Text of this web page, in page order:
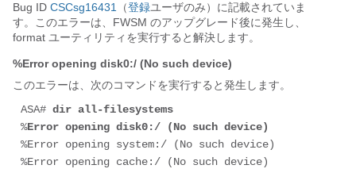
Bug ID CSCsg16431 （登録ユーザのみ）に記載されていま
す。このエラーは、FWSM のアップグレード後に発生し、
format ユーティリティを実行すると解決します。
%Error opening disk0:/ (No such device)
このエラーは、次のコマンドを実行すると発生します。
ASA# dir all-filesystems
%Error opening disk0:/ (No such device)
%Error opening system:/ (No such device)
%Error opening cache:/ (No such device)